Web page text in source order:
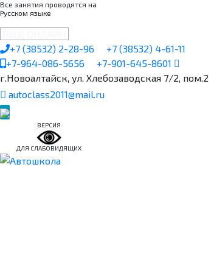
Все занятия проводятся на
Русском языке
+7 (38532) 2-28-96
+7 (38532) 4-61-11
+7-964-086-5656
+7-901-645-8601
г.Новоалтайск, ул. Хлебозаводская 7/2, пом.2
autoclass2011@mail.ru
ВЕРСИЯ
ДЛЯ СЛАБОВИДЯЩИХ